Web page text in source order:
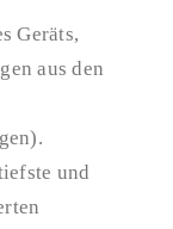
Geräts,
aus den
und